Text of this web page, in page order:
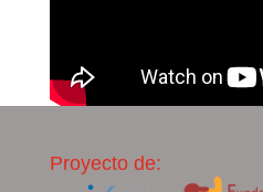
Proyecto de: